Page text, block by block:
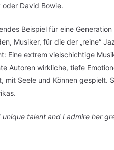
David Bowie.
Beispiel für eine
Musiker, für die der „reine“
Eine extrem vielschichtige
Autoren wirkliche, tiefe
mit Seele und Können gespielt.
unique talent and I admire her